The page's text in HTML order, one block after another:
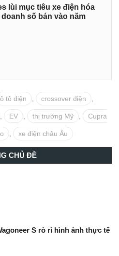
lùi mục tiêu xe điện hóa
doanh số bán vào năm
ô tô điện crossover điện
EV thị trường Mỹ Cupra
xe điện châu Âu
CHỦ ĐỀ
S rò rỉ hình ảnh thực tế